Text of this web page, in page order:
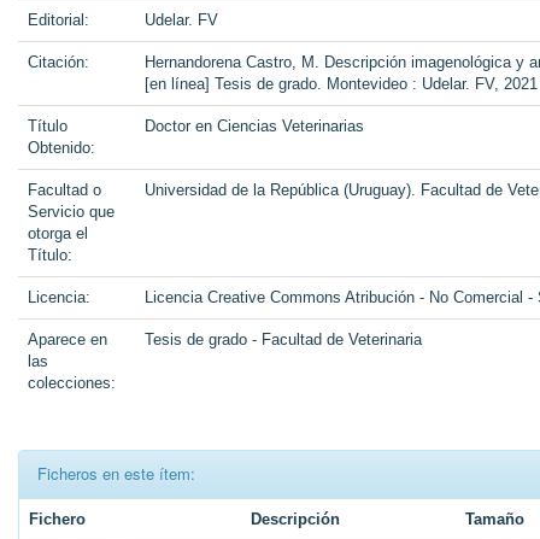
Editorial: Udelar. FV
Citación:
Hernandorena Castro, M. Descripción imagenológica y
[en línea] Tesis de grado. Montevideo : Udelar. FV, 2021
Título
Obtenido:
Doctor en Ciencias Veterinarias
Facultad o
Servicio que
otorga el
Título:
Universidad de la República (Uruguay). Facultad de
Licencia: Licencia Creative Commons Atribución - No Comercial
Aparece en
las
colecciones:
Tesis de grado - Facultad de Veterinaria
Ficheros en este ítem:
Fichero Descripción Tamaño